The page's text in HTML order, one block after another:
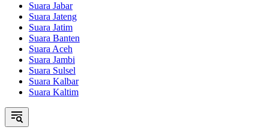
Suara Jabar
Suara Jateng
Suara Jatim
Suara Banten
Suara Aceh
Suara Jambi
Suara Sulsel
Suara Kalbar
Suara Kaltim